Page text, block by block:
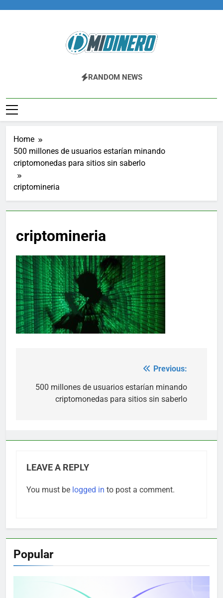
Midinero.co
Fintech, Criptomonedas
RANDOM NEWS
Home
500 millones de usuarios estarían minando
criptomonedas para sitios sin saberlo
criptomineria
criptomineria
navigation
Previous:
500 millones de usuarios estarían minando
criptomonedas para sitios sin saberlo
LEAVE A REPLY
You must be logged in to post a comment.
Popular